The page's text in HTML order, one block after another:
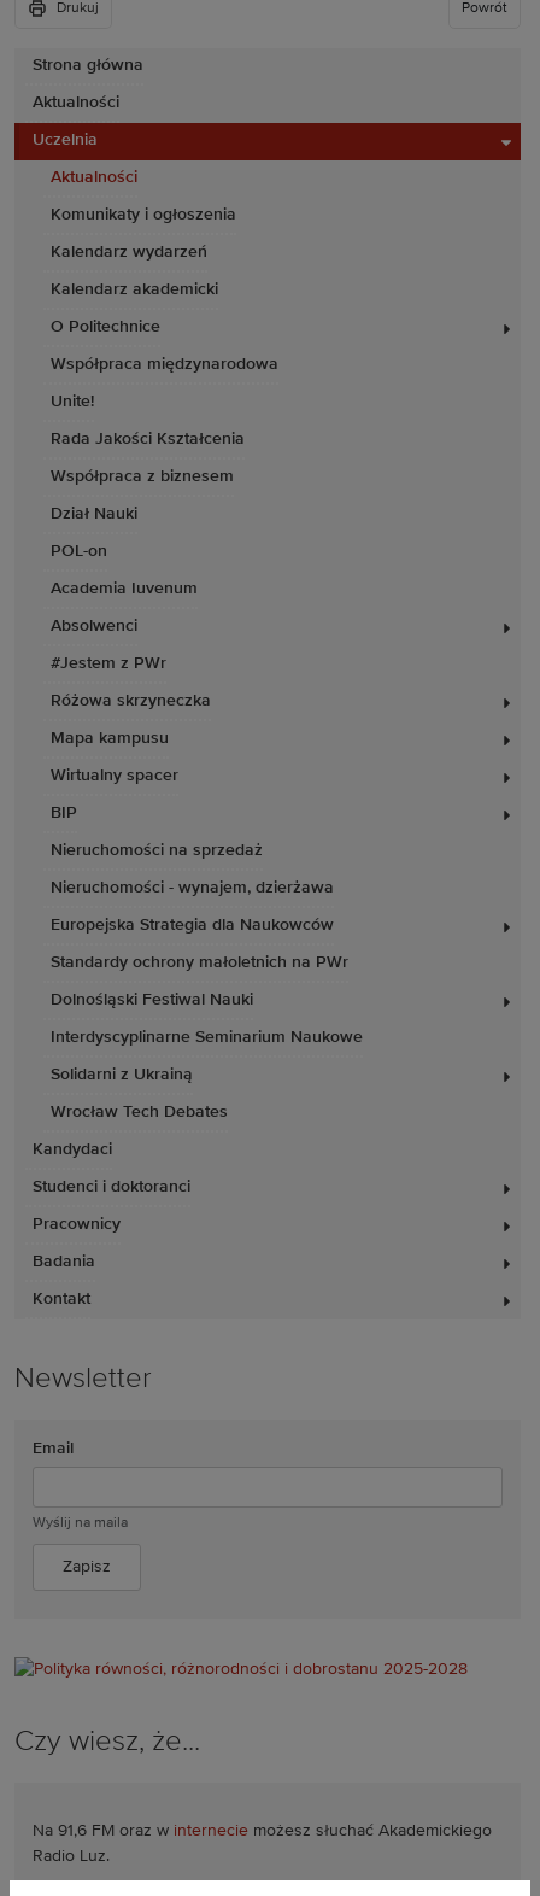
Strona główna
Aktualności
Uczelnia
Aktualności
Komunikaty i ogłoszenia
Kalendarz wydarzeń
Kalendarz akademicki
O Politechnice
Współpraca międzynarodowa
Unite!
Rada Jakości Kształcenia
Współpraca z biznesem
Dział Nauki
POL-on
Academia Iuvenum
Absolwenci
#Jestem z PWr
Różowa skrzyneczka
Mapa kampusu
Wirtualny spacer
BIP
Nieruchomości na sprzedaż
Nieruchomości - wynajem, dzierżawa
Europejska Strategia dla Naukowców
Standardy ochrony małoletnich na PWr
Dolnośląski Festiwal Nauki
Interdyscyplinarne Seminarium Naukowe
Solidarni z Ukrainą
Wrocław Tech Debates
Kandydaci
Studenci i doktoranci
Pracownicy
Badania
Kontakt
Newsletter
Email
Wyślij na maila
Czy wiesz, że...
Na 91,6 FM oraz w internecie możesz słuchać Akademickiego
Radio Luz.
Drukuj Powrót